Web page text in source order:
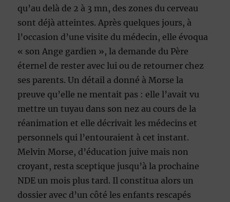
qu’au delà de 2 à 3 mn, des zones du cerveau
sont déjà atteintes. Après quelques jours, à
l’occasion d’une visite du médecin, elle évoqua
« son Ange gardien », la demande du Père
éternel de rester avec lui ou de retourner chez
ses parents. Un détail a donné à Morse la
preuve qu’elle ne mentait pas : elle l’avait vu
mettre un tuyau dans son nez au cours de la
réanimation et elle décrivait les médecins et
personnels qui l’entouraient à cet instant.
Melvin Morse, d’éducation juive mais non
croyant, resta sceptique jusqu’à la prochaine
NDE un mois plus tard. Il constitua alors un
dossier avec d’un côté les enfants rescapés